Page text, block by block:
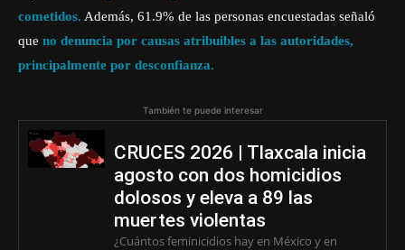
cometidos. Además, 61.9% de las personas encuestadas señaló
que no denuncia por causas atribuibles a las autoridades,
principalmente por desconfianza.
También te puede interesar
CRUCES 2026 | Tlaxcala inicia
agosto con dos homicidios
dolosos y eleva a 89 las
muertes violentas
¿Cuántos feminicidios hay en México y en